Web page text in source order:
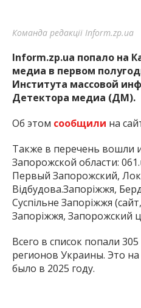
Команда редакції Inform.zp.ua
Inform.zp.ua попало на
медиа в первом
Института массовой
Детектора медиа (ДМ).
Об этом сообщили на
Также в перечень вошли
Запорожской области:
Первый Запорожский,
Відбудова.Запоріжжя,
Суспільне Запоріжжя
Запоріжжя, Запорожский
Всего в список попали
регионов Украины. Это
было в 2025 году.